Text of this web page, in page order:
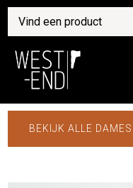
BEKIJK ALLE DAMES